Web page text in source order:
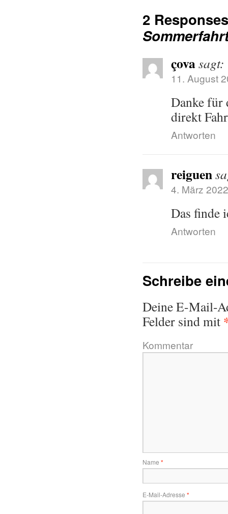
2
çovasagt:
11. August
Danke für
direkt
Antworten
reiguen
4. März
Das finde
Antworten
Schreibe
Deine E-Mail-
Felder sind mit
Kommentar
Name *
E-Mail-Adresse *